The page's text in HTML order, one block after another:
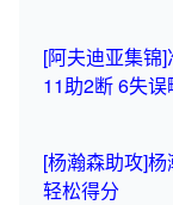
[阿夫迪亚集锦
11助2断 6失误
[杨瀚森助攻]
轻松得分